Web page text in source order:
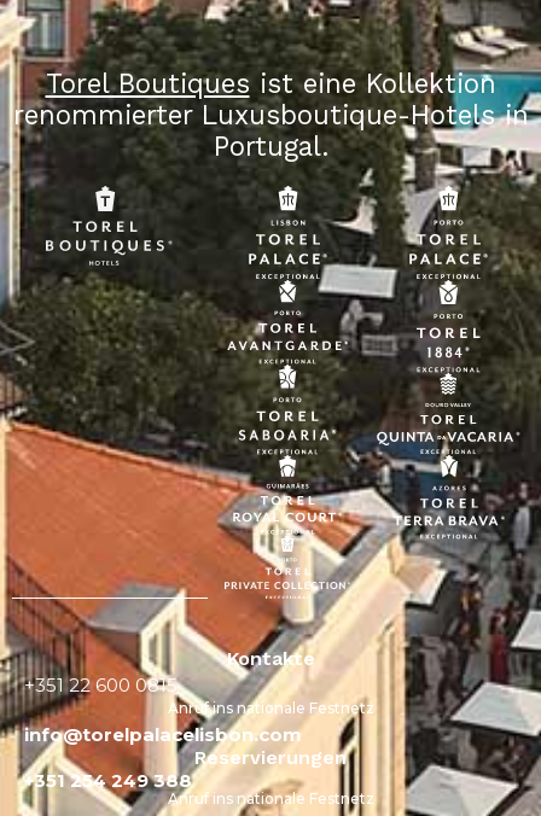
Torel Boutiquesist eine Kollektion
renommierter Luxusboutique-Hotels in
Portugal.
Kontakte
+351 22 600 0815
Anruf ins nationale Festnetz
info@torelpalacelisbon.com
Reservierungen
+351 254 249 388
Anruf ins nationale Festnetz